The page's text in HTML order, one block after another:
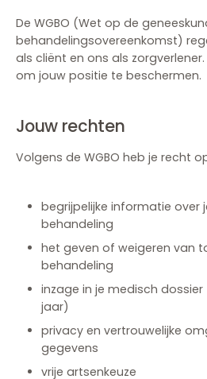
De WGBO (Wet op de
behandelingsovereenkomst)
als cliënt en ons als
om jouw positie te beschermen.
Jouw rechten
Volgens de WGBO heb je recht
begrijpelijke informatie over
behandeling
het geven of weigeren van
behandeling
inzage in je medisch
jaar)
privacy en vertrouwelijke
gegevens
vrije artsenkeuze